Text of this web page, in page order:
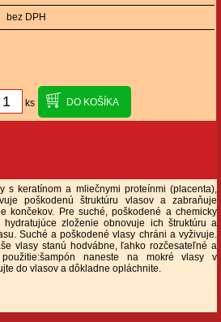
bez DPH
ks
s keratínom a mliečnymi proteínmi (placenta),
poškodenú štruktúru vlasov a zabraňuje
končekov. Pre suché, poškodené a chemicky
zloženie obnovuje ich štruktúru a
Suché a poškodené vlasy chráni a vyživuje.
vlasy stanú hodvábne, ľahko rozčesateľné a
naneste na mokré vlasy v
do vlasov a dôkladne opláchnite.